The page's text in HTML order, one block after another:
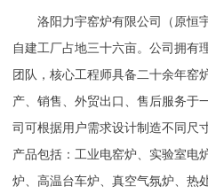
洛阳力宇窑炉有限公司（原恒宇
自建工厂占地三十六亩。公司拥有
团队，核心工程师具备二十余年窑
产、销售、外贸出口、售后服务
司可根据用户需求设计制造不同尺
产品包括：工业电窑炉、实验室电
炉、高温台车炉、真空气氛炉、热